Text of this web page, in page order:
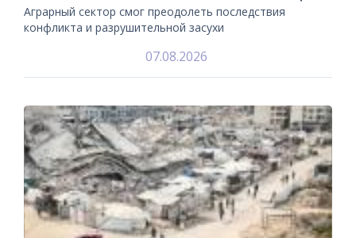
Аграрный сектор смог преодолеть последствия
конфликта и разрушительной засухи
07.08.2026